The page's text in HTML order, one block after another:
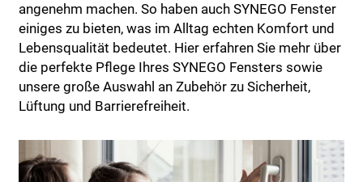
angenehm machen. So haben auch SYNEGO Fenster
einiges zu bieten, was im Alltag echten Komfort und
Lebensqualität bedeutet. Hier erfahren Sie mehr über
die perfekte Pflege Ihres SYNEGO Fensters sowie
unsere große Auswahl an Zubehör zu Sicherheit,
Lüftung und Barrierefreiheit.